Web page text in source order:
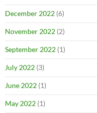
December 2022 (6)
November 2022 (2)
September 2022 (1)
July 2022 (3)
June 2022 (1)
May 2022 (1)